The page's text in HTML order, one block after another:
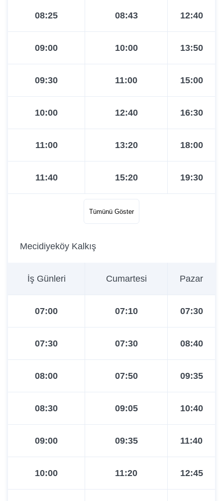
08:25 08:43 12:40
09:00 10:00 13:50
09:30 11:00 15:00
10:00 12:40 16:30
11:00 13:20 18:00
11:40 15:20 19:30
15:45
13:00
13:40 17:15
14:20 18:00
14:40 19:30
15:00 21:00
15:40
16:20
17:10
Tümünü Göster
Mecidiyeköy Kalkış
İş Günleri Cumartesi Pazar
07:00 07:10 07:30
07:30 07:30 08:40
08:00 07:50 09:35
08:30 09:05 10:40
09:00 09:35 11:40
10:00 11:20 12:45